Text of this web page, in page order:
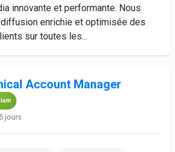
innovante et performante. Nous
enrichie et optimisée des
sur toutes les...
Account Manager
jours